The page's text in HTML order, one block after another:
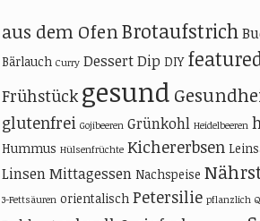
aus dem OfenBrotaufstrich
Bärlauch Curry DessertDip DIY
Frühstück gesund
glutenfrei Gojibeeren Grünkohl Heidelbeeren
Hummus Hülsenfrüchte Kichererbsen
LinsenMittagessen Nachspeise
3-Fettsäuren orientalisch Petersilie pflanzlich